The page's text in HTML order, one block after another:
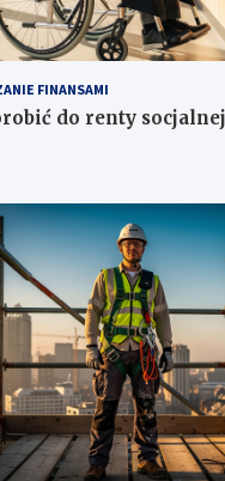
FINANSAMI
do renty